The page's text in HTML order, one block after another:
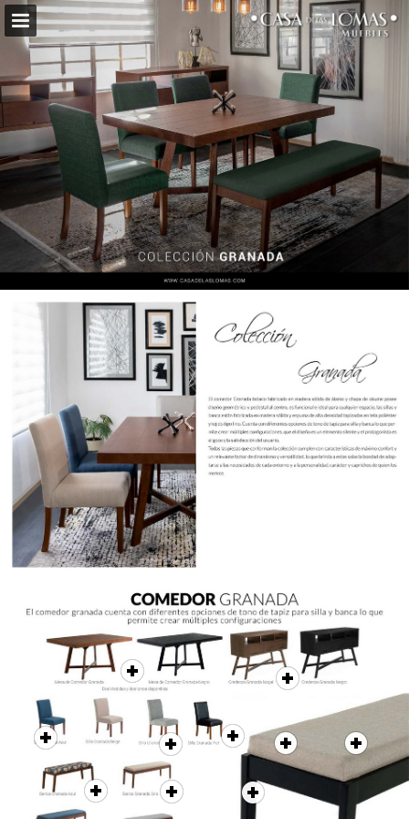
casadelaslomas.com
Vista previa de páginas
Pantalla completa
Descargar PDF
Buscar
Mis favoritos
Mi Lista de Compras
Informe de publicación